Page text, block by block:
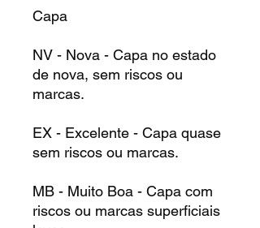
Capa
NV - Nova - Capa no estado
de nova, sem riscos ou
marcas.
EX - Excelente - Capa quase
sem riscos ou marcas.
MB - Muito Boa - Capa com
riscos ou marcas superficiais